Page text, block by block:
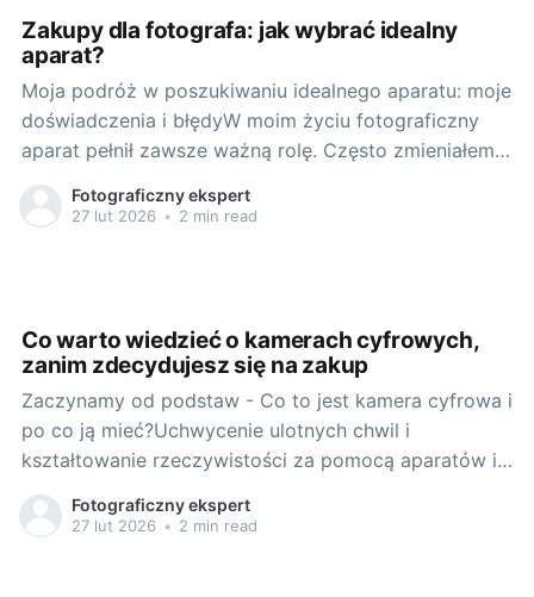
gigantyczną frajdę i to był czas,
Zakupy dla fotografa: jak wybrać idealny
aparat?
Moja podróż w poszukiwaniu idealnego aparatu: moje
doświadczenia i błędyW moim życiu fotograficzny
aparat pełnił zawsze ważną rolę. Często zmieniałem
aparaty, szukając tego jedynego idealnego. Jakiś
czas temu natrafiłem na aparat, którego chciałem od
Fotograficzny ekspert
27 lut 2026 • 2 min read
Co warto wiedzieć o kamerach cyfrowych,
zanim zdecydujesz się na zakup
Zaczynamy od podstaw - Co to jest kamera cyfrowa i
po co ją mieć?Uchwycenie ulotnych chwil i
kształtowanie rzeczywistości za pomocą aparatów i
kamer to nieodłączna część mojej codzienności.
Podobnie jak moje sony a7 iv, kamera cyfrowa jest
Fotograficzny ekspert
27 lut 2026 • 2 min read